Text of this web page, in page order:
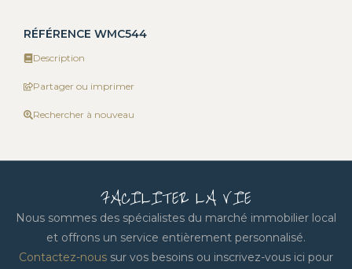
RÉFÉRENCE WMC544
Description
Partager ou imprimer
Rechercher à nouveau
FACILITER LA VIE
Nous sommes des spécialistes du marché immobilier local
et offrons un service entièrement personnalisé.
Contactez-nous sur vos besoins ou inscrivez-vous ici pour